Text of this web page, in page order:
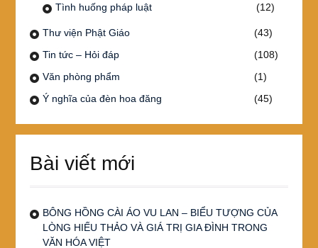
Tình huống pháp luật
(12)
Thư viện Phật Giáo
(43)
Tin tức – Hỏi đáp
(108)
Văn phòng phẩm
(1)
Ý nghĩa của đèn hoa đăng
(45)
Bài viết mới
BÔNG HỒNG CÀI ÁO VU LAN – BIỂU TƯỢNG CỦA
LÒNG HIẾU THẢO VÀ GIÁ TRỊ GIA ĐÌNH TRONG
VĂN HÓA VIỆT